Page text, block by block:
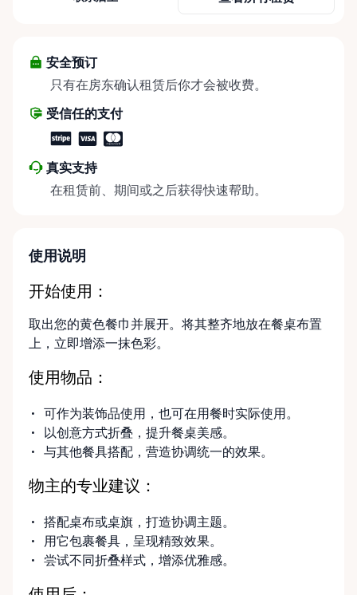
At Cody Party Rentals, we believe in the power of
about more than just saving money; it’s about
helping people enjoy more for less while making a
share instead of buy, we’re all doing our part to
make things easier on Mother Nature.
安全预订
只有在房东确认租赁后你才会被收费。
受信任的支付
真实支持
在租赁前、期间或之后获得快速帮助。
使用说明
开始使用：
取出您的黄色餐巾并展开。将其整齐地放在餐桌布置
上，立即增添一抹色彩。
使用物品：
可作为装饰品使用，也可在用餐时实际使用。
以创意方式折叠，提升餐桌美感。
与其他餐具搭配，营造协调统一的效果。
物主的专业建议：
搭配桌布或桌旗，打造协调主题。
用它包裹餐具，呈现精致效果。
尝试不同折叠样式，增添优雅感。